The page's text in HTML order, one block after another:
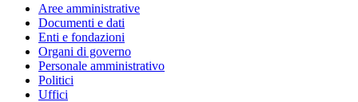
Aree amministrative
Documenti e dati
Enti e fondazioni
Organi di governo
Personale amministrativo
Politici
Uffici